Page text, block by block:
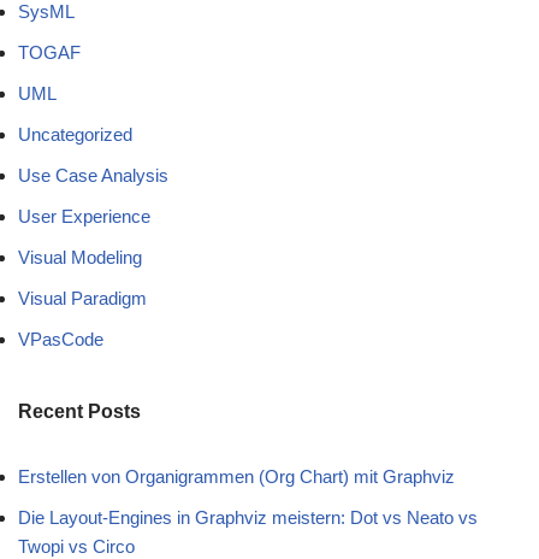
SysML
TOGAF
UML
Uncategorized
Use Case Analysis
User Experience
Visual Modeling
Visual Paradigm
VPasCode
Recent Posts
Erstellen von Organigrammen (Org Chart) mit Graphviz
Die Layout-Engines in Graphviz meistern: Dot vs Neato vs
Twopi vs Circo